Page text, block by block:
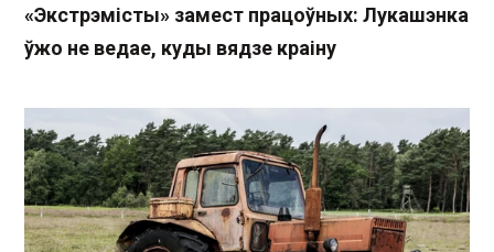
«Экстрэмісты» замест працоўных: Лукашэнка
ўжо не ведае, куды вядзе краіну